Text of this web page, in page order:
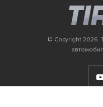
© Copyright 2026.